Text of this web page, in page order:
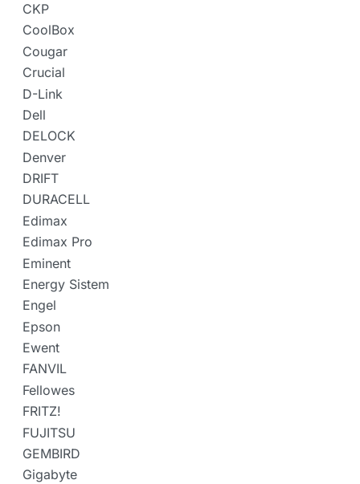
CKP
CoolBox
Cougar
Crucial
D-Link
Dell
DELOCK
Denver
DRIFT
DURACELL
Edimax
Edimax Pro
Eminent
Energy Sistem
Engel
Epson
Ewent
FANVIL
Fellowes
FRITZ!
FUJITSU
GEMBIRD
Gigabyte